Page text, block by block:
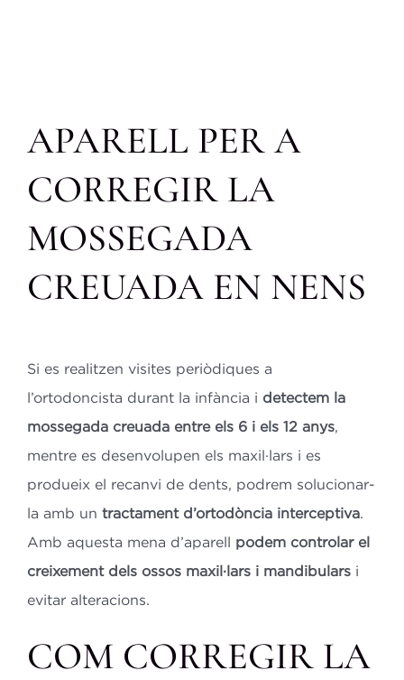
APARELL PER A
CORREGIR LA
MOSSEGADA
CREUADA EN NENS
Si es realitzen visites periòdiques a
l’ortodoncista durant la infància i detectem la
mossegada creuada entre els 6 i els 12 anys,
mentre es desenvolupen els maxil·lars i es
produeix el recanvi de dents, podrem solucionar-
la amb un tractament d’ortodòncia interceptiva.
Amb aquesta mena d’aparell podem controlar el
creixement dels ossos maxil·lars i mandibularsi
evitar alteracions.
COM CORREGIR LA